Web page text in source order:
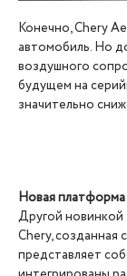
Конечно, Chery
автомобиль. Но
воздушного
будущем на
значительно
Новая
Другой новинкой
Chery, созданная
представляет